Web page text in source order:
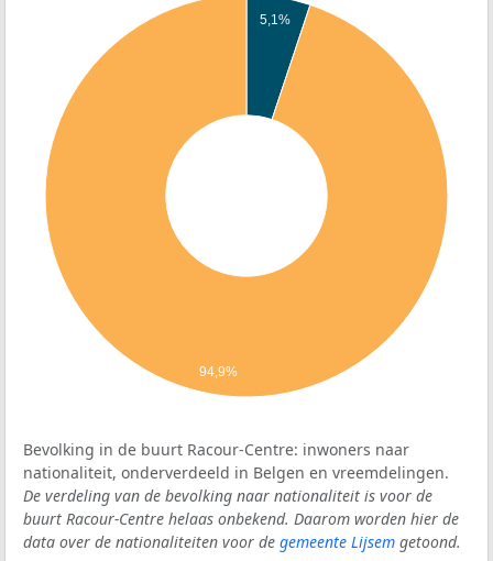
5,1%
94,9%
Bevolking in de buurt Racour-Centre: inwoners naar
nationaliteit, onderverdeeld in Belgen en vreemdelingen.
De verdeling van de bevolking naar nationaliteit is voor de
buurt Racour-Centre helaas onbekend. Daarom worden hier de
data over de nationaliteiten voor de gemeente Lijsem getoond.